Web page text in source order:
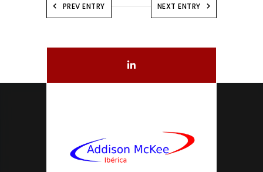
PREV ENTRY NEXT ENTRY